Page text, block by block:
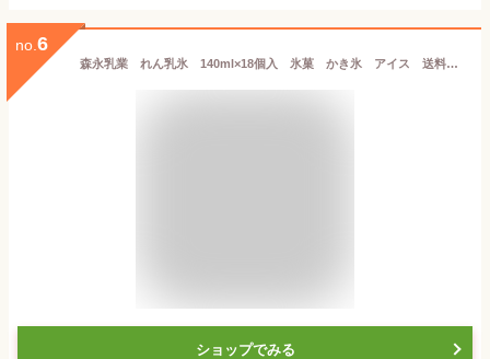
no. 6
森永乳業 れん乳氷 140ml×18個入 氷菓 かき氷 アイス 送料無料（北海道・九州は除く沖縄離島発送不可）
ショップでみる